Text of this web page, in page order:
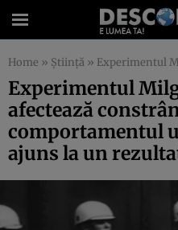
Home » Știință » Experimentul Milgram: Cum
Experimentul
afectează
comportamentul
ajuns la un